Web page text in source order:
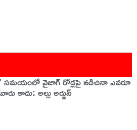
సమయంలో వైజాగ్ రోడ్లపై నడిచినా ఎవరూ
కాదు: అల్లు అర్జున్